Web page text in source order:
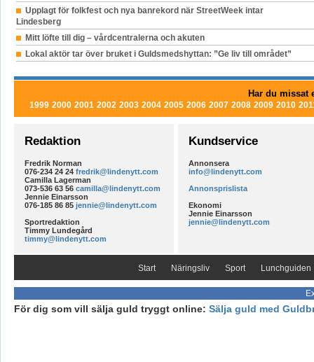
Upplagt för folkfest och nya banrekord när StreetWeek intar
Lindesberg
Mitt löfte till dig – vårdcentralerna och akuten
Lokal aktör tar över bruket i Guldsmedshyttan: ”Ge liv till området”
Har du missat
1999 2000 2001 2002 2003 2004 2005 2006 2007 2008 2009 2010
Redaktion
Fredrik Norman
076-234 24 24 fredrik@lindenytt.com
Camilla Lagerman
073-536 63 56 camilla@lindenytt.com
Jennie Einarsson
076-185 86 85 jennie@lindenytt.com
Sportredaktion
Timmy Lundegård
timmy@lindenytt.com
Kundservice
Annonsera
info@lindenytt.com
Annonsprislista
Ekonomi
Jennie Einarsson
jennie@lindenytt.com
Start Näringsliv Sport Lunchguiden
För dig som vill sälja guld tryggt online: Sälja guld med